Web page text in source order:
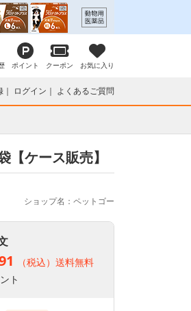
ポイント クーポン お気に入り
ログイン よくあるご質問
ケース販売】
ショップ名：ペットゴー
（税込）送料無料
ト